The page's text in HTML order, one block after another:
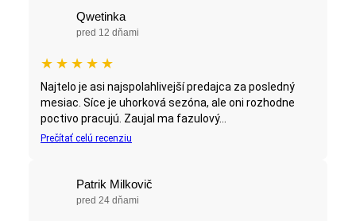
Qwetinka
pred 12 dňami
★ ★ ★ ★ ★
Najtelo je asi najspolahlivejší predajca za posledný
mesiac. Síce je uhorková sezóna, ale oni rozhodne
poctivo pracujú. Zaujal ma fazulový...
Prečítať celú recenziu
Patrik Milkovič
pred 24 dňami